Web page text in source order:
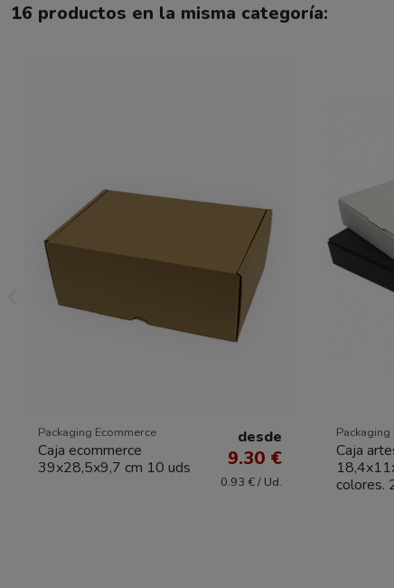
16 productos en la misma categoría:
Packaging Ecommerce
Caja ecommerce
39x28,5x9,7 cm 10 uds
desde
9.30 €
0.93 € / Ud.
Caja
colores.